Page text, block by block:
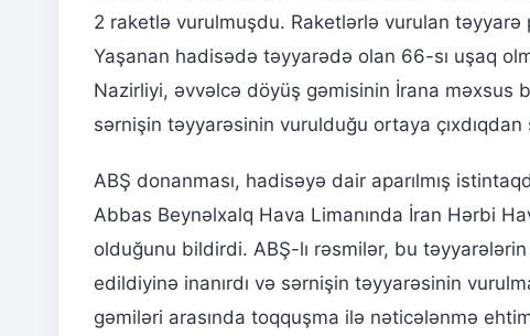
2 raketlə vurulmuşdu. Raketlərlə vurulan
Yaşanan hadisədə təyyarədə olan 66-sı uşaq
Nazirliyi, əvvəlcə döyüş gəmisinin İrana məxsus
sərnişin təyyarəsinin vurulduğu ortaya çıxdıqdan
ABŞ donanması, hadisəyə dair aparılmış
Abbas Beynəlxalq Hava Limanında İran Hərbi
olduğunu bildirdi. ABŞ-lı rəsmilər, bu
edildiyinə inanırdı və sərnişin təyyarəsinin
gəmiləri arasında toqquşma ilə nəticələnmə